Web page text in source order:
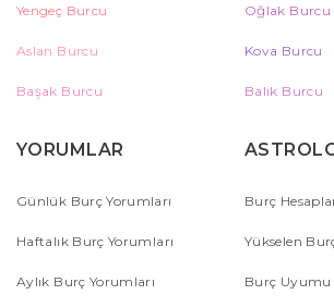
Yengeç Burcu Oğlak Burcu
Aslan Burcu Kova Burcu
Başak Burcu Balık Burcu
YORUMLAR
Günlük Burç Yorumları
Haftalık Burç Yorumları
Aylık Burç Yorumları
Burç
Yükselen
Burç Uyumu